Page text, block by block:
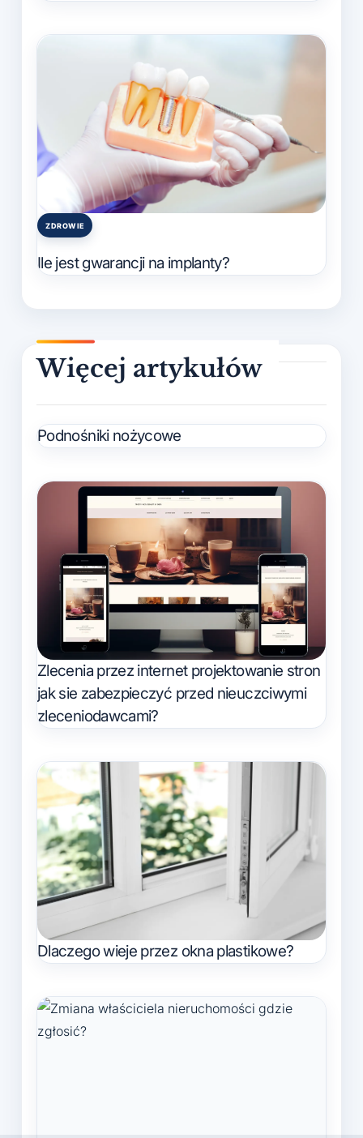
Posted
ZDROWIE
Ile jest gwarancji na implanty?
Podnośniki nożycowe
Zlecenia przez internet projektowanie stron
jak sie zabezpieczyć przed nieuczciwymi
zleceniodawcami?
Dlaczego wieje przez okna plastikowe?